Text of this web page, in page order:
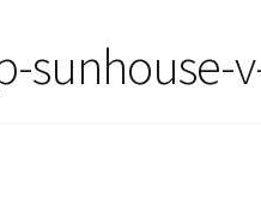
sunhouse-